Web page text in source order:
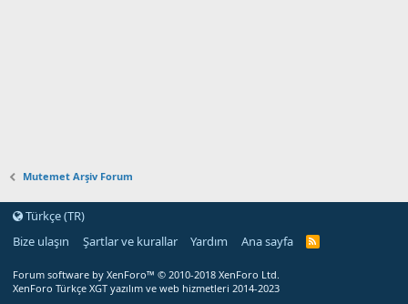
Mutemet Arşiv Forum
Türkçe (TR)
Bize ulaşın
Şartlar ve kurallar Yardım Ana sayfa
Forum software by XenForo™ © 2010-2018 XenForo Ltd.
XenForo Türkçe XGT yazılım ve web hizmetleri 2014-2023